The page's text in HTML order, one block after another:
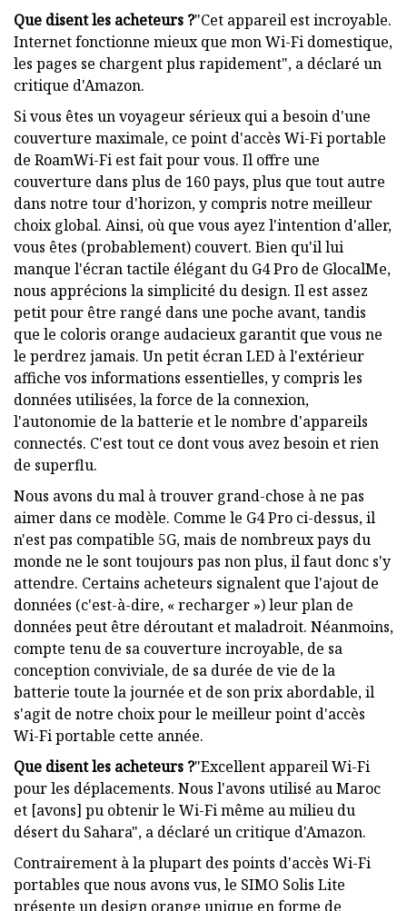
Que disent les acheteurs ?"Cet appareil est incroyable.
Internet fonctionne mieux que mon Wi-Fi domestique,
les pages se chargent plus rapidement", a déclaré un
critique d'Amazon.
Si vous êtes un voyageur sérieux qui a besoin d'une
couverture maximale, ce point d'accès Wi-Fi portable
de RoamWi-Fi est fait pour vous. Il offre une
couverture dans plus de 160 pays, plus que tout autre
dans notre tour d'horizon, y compris notre meilleur
choix global. Ainsi, où que vous ayez l'intention d'aller,
vous êtes (probablement) couvert. Bien qu'il lui
manque l'écran tactile élégant du G4 Pro de GlocalMe,
nous apprécions la simplicité du design. Il est assez
petit pour être rangé dans une poche avant, tandis
que le coloris orange audacieux garantit que vous ne
le perdrez jamais. Un petit écran LED à l'extérieur
affiche vos informations essentielles, y compris les
données utilisées, la force de la connexion,
l'autonomie de la batterie et le nombre d'appareils
connectés. C'est tout ce dont vous avez besoin et rien
de superflu.
Nous avons du mal à trouver grand-chose à ne pas
aimer dans ce modèle. Comme le G4 Pro ci-dessus, il
n'est pas compatible 5G, mais de nombreux pays du
monde ne le sont toujours pas non plus, il faut donc s'y
attendre. Certains acheteurs signalent que l'ajout de
données (c'est-à-dire, « recharger ») leur plan de
données peut être déroutant et maladroit. Néanmoins,
compte tenu de sa couverture incroyable, de sa
conception conviviale, de sa durée de vie de la
batterie toute la journée et de son prix abordable, il
s'agit de notre choix pour le meilleur point d'accès
Wi-Fi portable cette année.
Que disent les acheteurs ?"Excellent appareil Wi-Fi
pour les déplacements. Nous l'avons utilisé au Maroc
et [avons] pu obtenir le Wi-Fi même au milieu du
désert du Sahara", a déclaré un critique d'Amazon.
Contrairement à la plupart des points d'accès Wi-Fi
portables que nous avons vus, le SIMO Solis Lite
présente un design orange unique en forme de